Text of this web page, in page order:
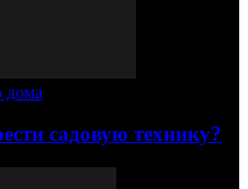
дома
садовую технику?